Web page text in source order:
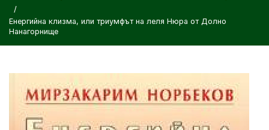
Енергийна клизма, или триумфът на леля Нюра от Долно
Нанагорнище